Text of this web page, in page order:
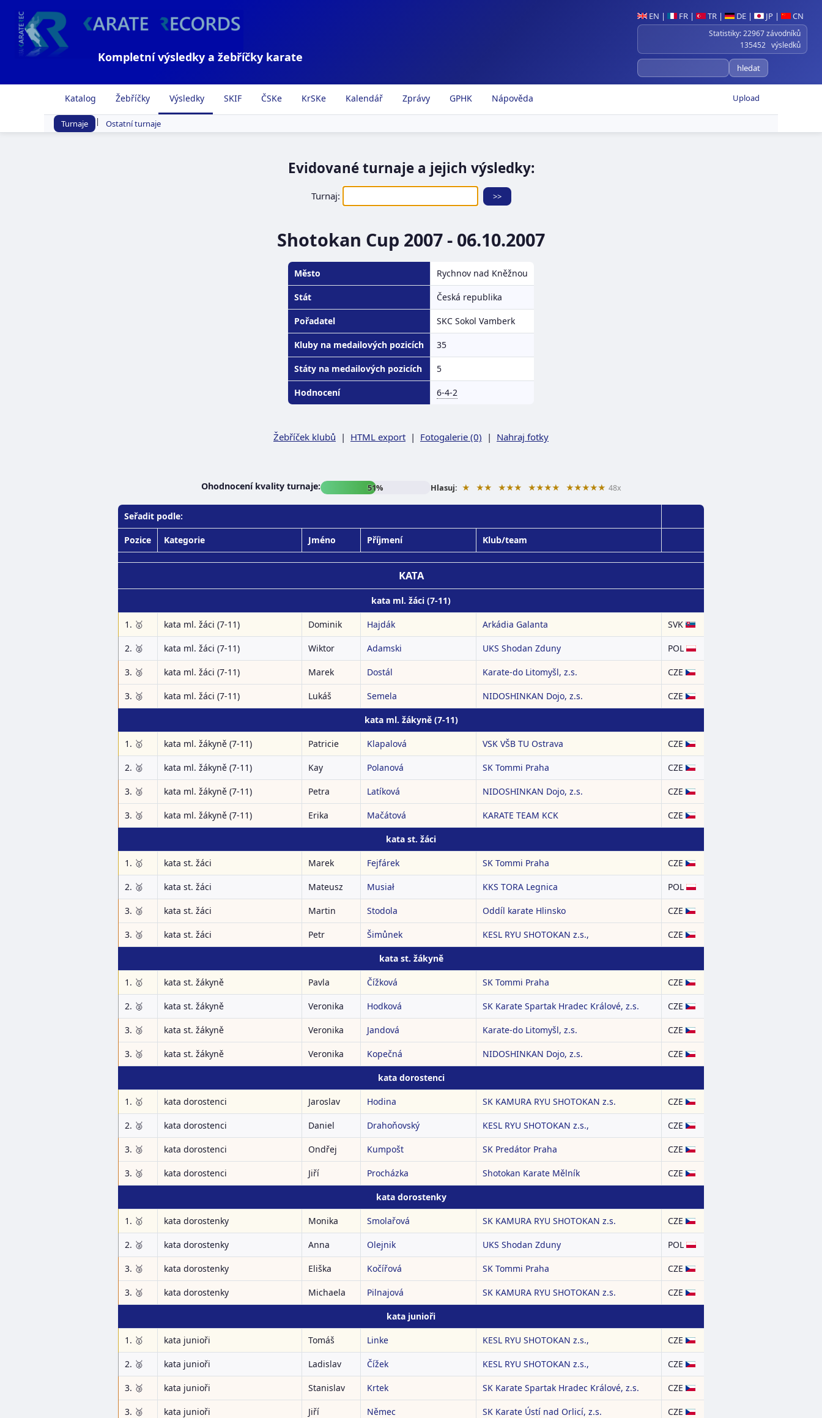
EN | FR | TR | DE | JP | CN
Statistiky: 22967 závodníků
135452 výsledků
Kompletní výsledky a žebříčky karate
Upload
Katalog Žebříčky Výsledky SKIF ČSKe KrSKe Kalendář Zprávy GPHK Nápověda
Turnaje | Ostatní turnaje
Evidované turnaje a jejich výsledky:
Turnaj:
Shotokan Cup 2007 - 06.10.2007
Město Rychnov nad Kněžnou
Stát Česká republika
Pořadatel SKC Sokol Vamberk
Kluby na medailových pozicích 35
Státy na medailových pozicích 5
Hodnocení 6-4-2
Žebříček klubů | HTML export | Fotogalerie (0) | Nahraj fotky
Ohodnocení kvality turnaje: 51% Hlasuj: ★ ★★ ★★★ ★★★★ ★★★★★ 48x
Seřadit podle:
Pozice Kategorie Jméno Příjmení Klub/team
KATA
kata ml. žáci (7-11)
1. 🥇 kata ml. žáci (7-11) Dominik Hajdák Arkádia Galanta SVK
2. 🥈 kata ml. žáci (7-11) Wiktor Adamski UKS Shodan Zduny POL
3. 🥉 kata ml. žáci (7-11) Marek Dostál Karate-do Litomyšl, z.s. CZE
3. 🥉 kata ml. žáci (7-11) Lukáš Semela NIDOSHINKAN Dojo, z.s. CZE
kata ml. žákyně (7-11)
1. 🥇 kata ml. žákyně (7-11) Patricie Klapalová VSK VŠB TU Ostrava CZE
2. 🥈 kata ml. žákyně (7-11) Kay Polanová SK Tommi Praha CZE
3. 🥉 kata ml. žákyně (7-11) Petra Latíková NIDOSHINKAN Dojo, z.s. CZE
3. 🥉 kata ml. žákyně (7-11) Erika Mačátová KARATE TEAM KCK CZE
kata st. žáci
1. 🥇 kata st. žáci Marek Fejfárek SK Tommi Praha CZE
2. 🥈 kata st. žáci Mateusz Musiał KKS TORA Legnica POL
3. 🥉 kata st. žáci Martin Stodola Oddíl karate Hlinsko CZE
3. 🥉 kata st. žáci Petr Šimůnek KESL RYU SHOTOKAN z.s., CZE
kata st. žákyně
1. 🥇 kata st. žákyně Pavla Čížková SK Tommi Praha CZE
2. 🥈 kata st. žákyně Veronika Hodková SK Karate Spartak Hradec Králové, z.s. CZE
3. 🥉 kata st. žákyně Veronika Jandová Karate-do Litomyšl, z.s. CZE
3. 🥉 kata st. žákyně Veronika Kopečná NIDOSHINKAN Dojo, z.s. CZE
kata dorostenci
1. 🥇 kata dorostenci Jaroslav Hodina SK KAMURA RYU SHOTOKAN z.s. CZE
2. 🥈 kata dorostenci Daniel Drahoňovský KESL RYU SHOTOKAN z.s., CZE
3. 🥉 kata dorostenci Ondřej Kumpošt SK Predátor Praha CZE
3. 🥉 kata dorostenci Jiří Procházka Shotokan Karate Mělník CZE
kata dorostenky
1. 🥇 kata dorostenky Monika Smolařová SK KAMURA RYU SHOTOKAN z.s. CZE
2. 🥈 kata dorostenky Anna Olejnik UKS Shodan Zduny POL
3. 🥉 kata dorostenky Eliška Kočířová SK Tommi Praha CZE
3. 🥉 kata dorostenky Michaela Pilnajová SK KAMURA RYU SHOTOKAN z.s. CZE
kata junioři
1. 🥇 kata junioři Tomáš Linke KESL RYU SHOTOKAN z.s., CZE
2. 🥈 kata junioři Ladislav Čížek KESL RYU SHOTOKAN z.s., CZE
3. 🥉 kata junioři Stanislav Krtek SK Karate Spartak Hradec Králové, z.s. CZE
3. 🥉 kata junioři Jiří Němec SK Karate Ústí nad Orlicí, z.s. CZE